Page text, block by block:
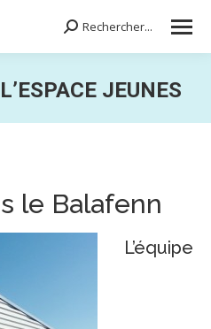
Search:Rechercher...
JEUNES
le Balafenn
L’équipe